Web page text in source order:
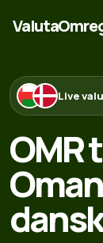
Live
OMR